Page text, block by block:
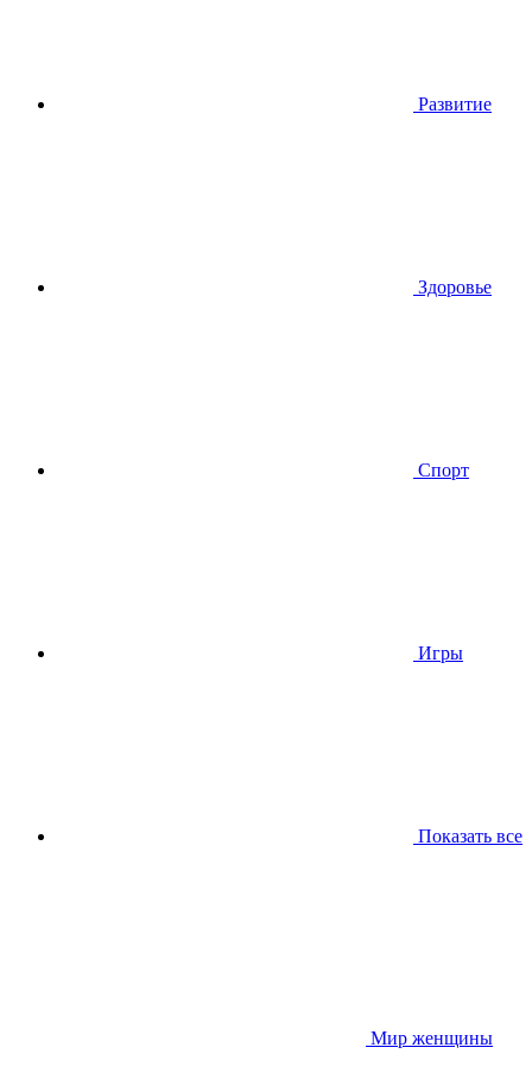
Развитие
Здоровье
Спорт
Игры
Показать все
Мир женщины